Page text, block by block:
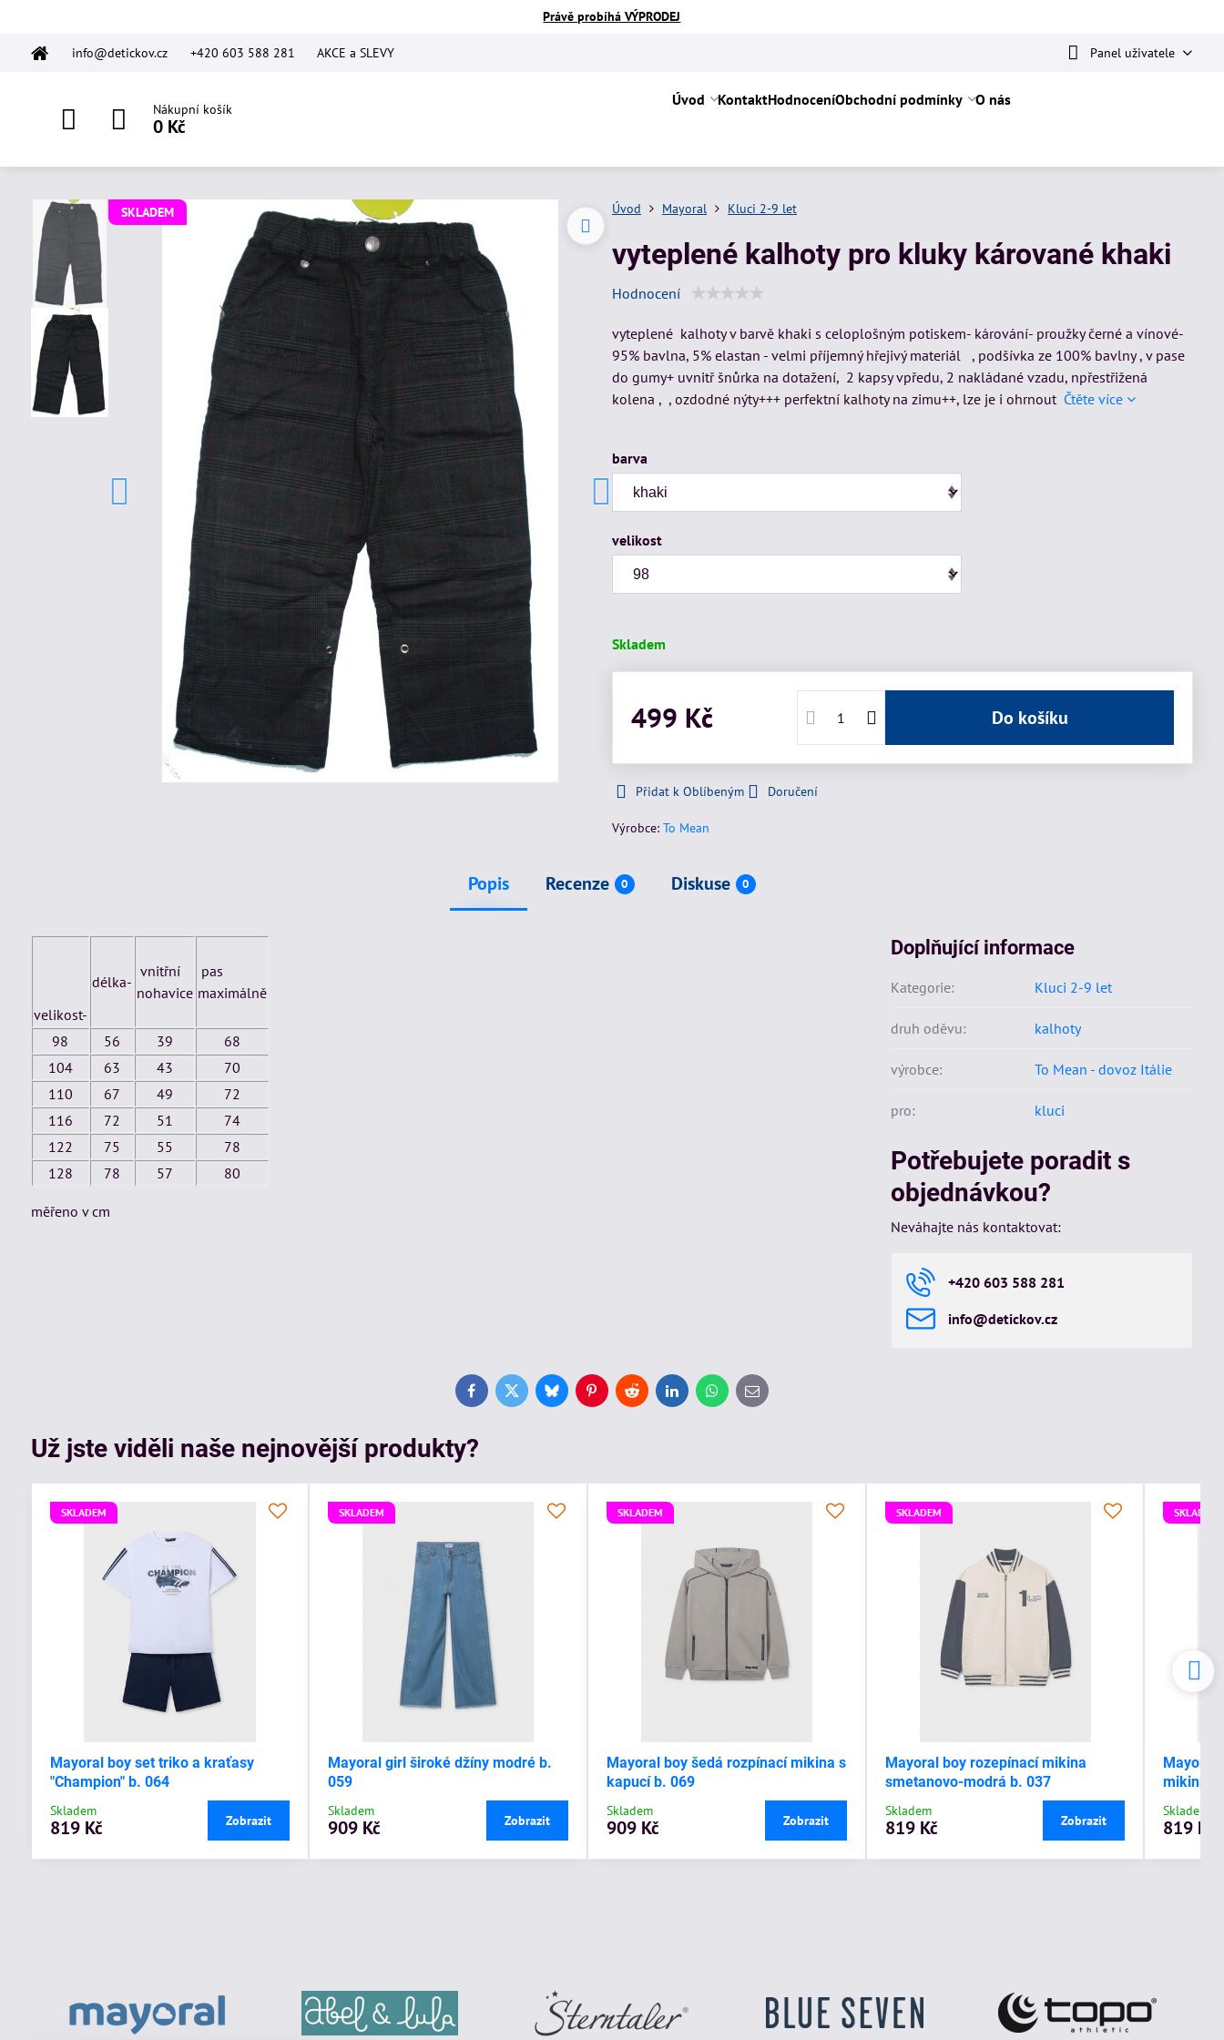
Právě probíhá VÝPRODEJ
info@detickov.cz +420 603 588 281 AKCE a SLEVY Panel uživatele
Nákupní košík
0 Kč
Úvod KontaktHodnoceníObchodní podmínky O nás
SKLADEM Úvod Mayoral Kluci 2-9 let
vyteplené kalhoty pro kluky kárované khaki
Hodnocení
vyteplené kalhoty v barvě khaki s celoplošným potiskem- kárování- proužky černé a vínové-
95% bavlna, 5% elastan - velmi příjemný hřejivý materiál , podšívka ze 100% bavlny , v pase
do gumy+ uvnitř šnůrka na dotažení, 2 kapsy vpředu, 2 nakládané vzadu, npřestřižená
kolena , , ozdodné nýty+++ perfektní kalhoty na zimu++, lze je i ohrnout Čtěte více
barva
velikost
Skladem
499 Kč Do košíku
Přidat k Oblíbeným Doručení
Výrobce: To Mean
Popis Recenze 0 Diskuse 0
velikost-
délka-
vnitřní
nohavice
pas
maximálně
98 56 39
68
104
63 43
70
110
67 49
72
116
72 51
74
122
75 55
78
128
78 57 80
měřeno v cm
Doplňující informace
Kategorie: Kluci 2-9 let
druh oděvu: kalhoty
výrobce: To Mean - dovoz Itálie
pro: kluci
Potřebujete poradit s
objednávkou?
Neváhajte nás kontaktovat:
+420 603 588 281
info​@detickov​.cz
FacebookTwitterBlueskyPinterestRedditLinkedInWhatsApp
E-
mail
Už jste viděli naše nejnovější produkty?
SKLADEM
Mayoral boy set triko a kraťasy
"Champion" b. 064
Skladem
819 Kč Zobrazit
SKLADEM
Mayoral girl široké džíny modré b.
059
Skladem
909 Kč Zobrazit
SKLADEM
Mayoral boy šedá rozpínací mikina s
kapucí b. 069
Skladem
909 Kč Zobrazit
SKLADEM
Mayoral boy rozepínací mikina
smetanovo-modrá b. 037
Skladem
819 Kč Zobrazit
SKLADEM
Mayoral
mikina s
Skladem
819 Kč